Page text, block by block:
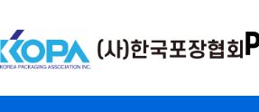
텐
츠